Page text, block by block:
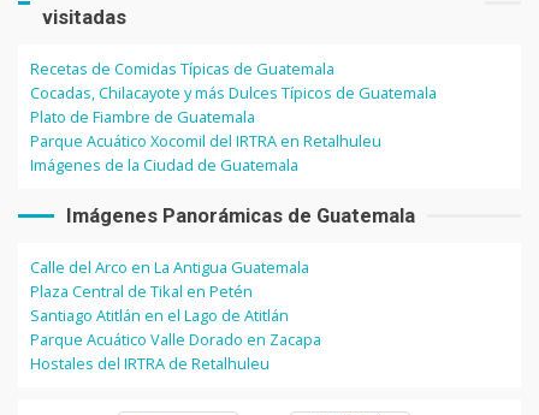
visitadas
Recetas de Comidas Típicas de Guatemala
Cocadas, Chilacayote y más Dulces Típicos de Guatemala
Plato de Fiambre de Guatemala
Parque Acuático Xocomil del IRTRA en Retalhuleu
Imágenes de la Ciudad de Guatemala
Imágenes Panorámicas de Guatemala
Calle del Arco en La Antigua Guatemala
Plaza Central de Tikal en Petén
Santiago Atitlán en el Lago de Atitlán
Parque Acuático Valle Dorado en Zacapa
Hostales del IRTRA de Retalhuleu